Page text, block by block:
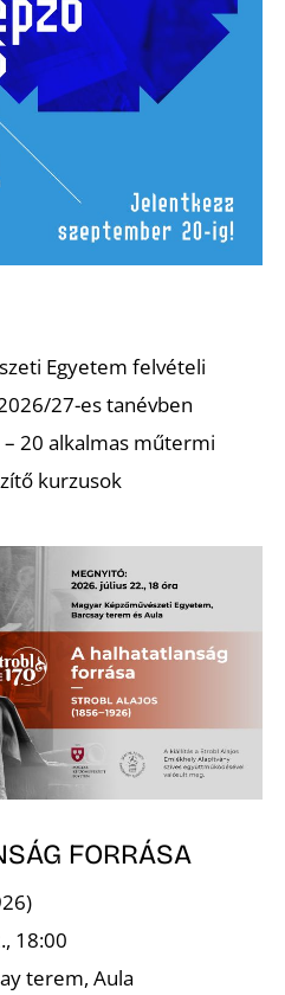
Egyetem felvételi
27-es tanévben
20 alkalmas műtermi
kurzusok
FORRÁSA
18:00
terem, Aula